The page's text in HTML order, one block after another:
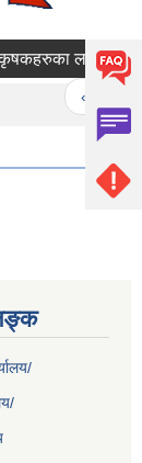
लागि बिरुवा
« first